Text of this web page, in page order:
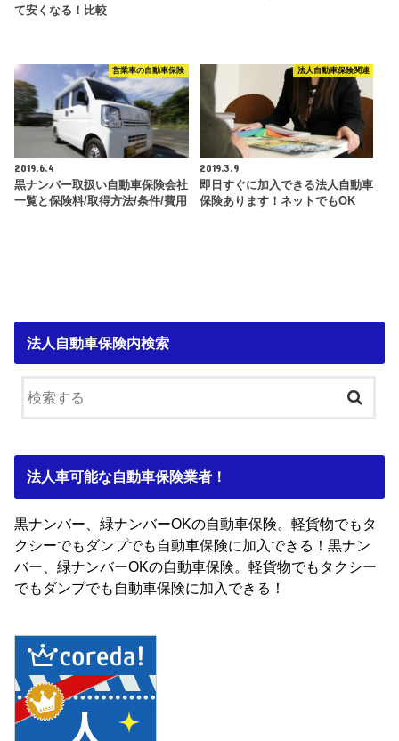
て安くなる！比較
営業車の自動車保険
2019.6.4
黒ナンバー取扱い自動車保険会社
一覧と保険料/取得方法/条件/費用
法人自動車保険関連
2019.3.9
即日すぐに加入できる法人自動車
保険あります！ネットでもOK
法人自動車保険内検索
法人車可能な自動車保険業者！
黒ナンバー、緑ナンバーOKの自動車保険。軽貨物でもタ
クシーでもダンプでも自動車保険に加入できる！黒ナン
バー、緑ナンバーOKの自動車保険。軽貨物でもタクシー
でもダンプでも自動車保険に加入できる！